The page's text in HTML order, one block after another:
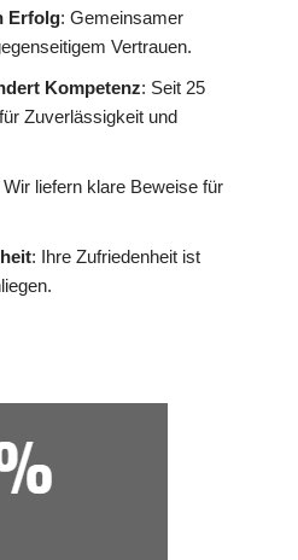
Erfolg: Gemeinsamer
Vertrauen.
Kompetenz: Seit 25
Zuverlässigkeit und
Wir liefern klare Beweise für
: Ihre Zufriedenheit ist